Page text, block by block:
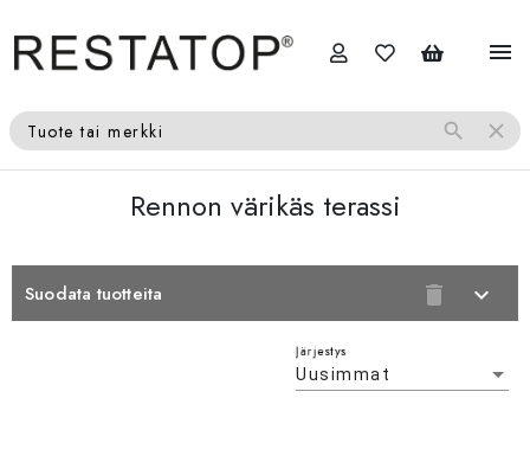
menu
Tuote tai merkki search close
Rennon värikäs terassi
Suodata tuotteita delete expand_more
Uusimmat
Järjestys